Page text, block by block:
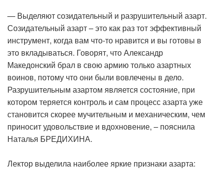
— Выделяют созидательный и разрушительный азарт.
Созидательный азарт – это как раз тот эффективный
инструмент, когда вам что-то нравится и вы готовы в
это вкладываться. Говорят, что Александр
Македонский брал в свою армию только азартных
воинов, потому что они были вовлечены в дело.
Разрушительным азартом является состояние, при
котором теряется контроль и сам процесс азарта уже
становится скорее мучительным и механическим, чем
приносит удовольствие и вдохновение, – пояснила
Наталья БРЕДИХИНА.
Лектор выделила наиболее яркие признаки азарта: